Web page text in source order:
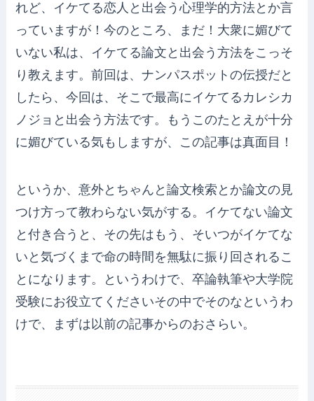
れど、イケてる恋人と出会う心理学的方法とか言
っていますが！今のところ、まだ！大衆に媚びて
いない私は、イケてる論文と出会う方法をこっそ
り教えます。前回は、ナンパスポットの伝授だと
したら、今回は、そこで最高にイケてるカレシカ
ノジョと出会う方法です。もうこのたとえが十分
に媚びている気もしますが、この記事は真面目！
というか、意外とちゃんと論文検索とか論文の見
つけ方って教わらない気がする。イケてない論文
と付き合うと、その先はもう、そいつがイケてな
いと気づくまで命の時間を無駄に振り回されるこ
とになります。というわけで、卒論執筆や大学院
受験にお役立てくださいその中でそのなというわ
けで、まずは以前の記事からのおさらい。